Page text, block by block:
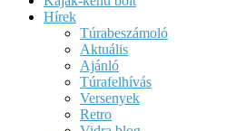
Hírek
Túrabeszámoló
Aktuális
Ajánló
Túrafelhívás
Versenyek
Retro